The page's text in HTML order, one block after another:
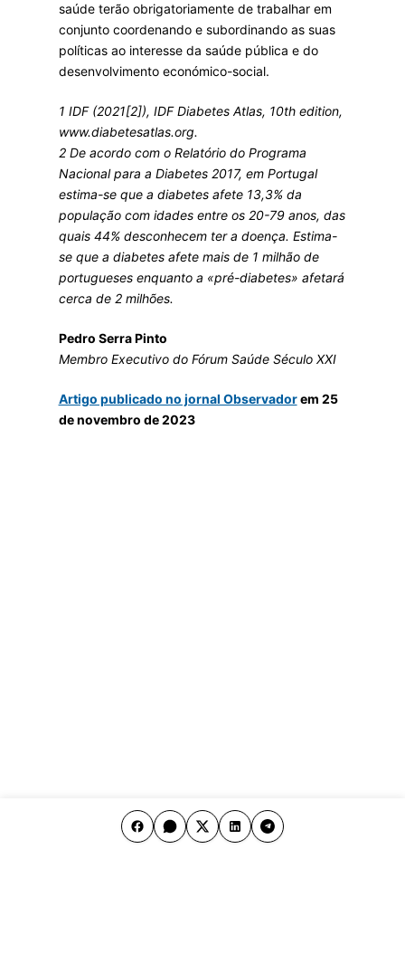
saúde terão obrigatoriamente de trabalhar em
conjunto coordenando e subordinando as suas
políticas ao interesse da saúde pública e do
desenvolvimento económico-social.
1 IDF (2021[2]), IDF Diabetes Atlas, 10th edition,
www.diabetesatlas.org.
2 De acordo com o Relatório do Programa
Nacional para a Diabetes 2017, em Portugal
estima-se que a diabetes afete 13,3% da
população com idades entre os 20-79 anos, das
quais 44% desconhecem ter a doença. Estima-
se que a diabetes afete mais de 1 milhão de
portugueses enquanto a «pré-diabetes» afetará
cerca de 2 milhões.
Pedro Serra Pinto
Membro Executivo do Fórum Saúde Século XXI
Artigo publicado no jornal Observadorem 25
de novembro de 2023